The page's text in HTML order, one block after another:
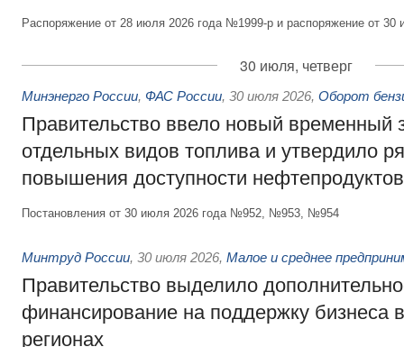
Распоряжение от 28 июля 2026 года №1999-р и распоряжение от
30 июля, четверг
Минэнерго России, ФАС России, 30 июля 2026, Оборот
Правительство ввело новый временный
отдельных видов топлива и утвердило
повышения доступности нефтепродуктов
Постановления от 30 июля 2026 года №952, №953, №954
Минтруд России, 30 июля 2026, Малое и среднее
Правительство выделило
финансирование на поддержку бизнеса
регионах